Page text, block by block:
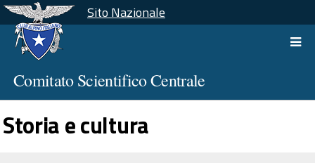
Sito Nazionale
Comitato Scientifico Centrale
Storia e cultura